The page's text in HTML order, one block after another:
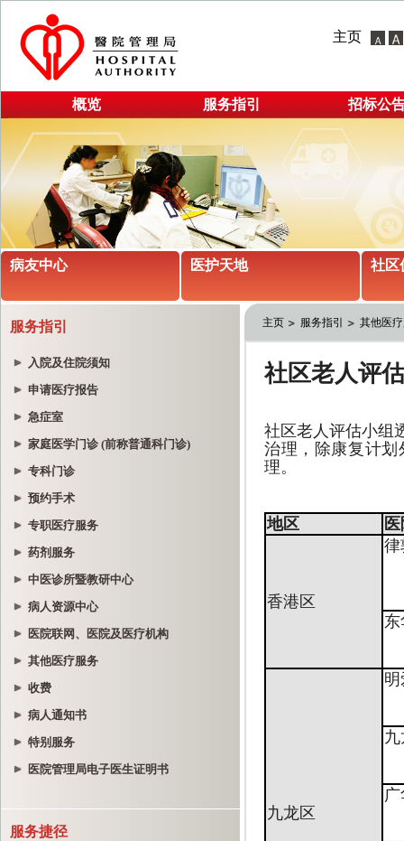
主页
概览 服务指引 招标公
病友中心 医护天地 社区
服务指引
入院及住院须知
申请医疗报告
急症室
家庭医学门诊 (前称普通科门诊)
专科门诊
预约手术
专职医疗服务
药剂服务
中医诊所暨教研中心
病人资源中心
医院联网、医院及医疗机构
其他医疗服务
收费
病人通知书
特别服务
医院管理局电子医生证明书
服务捷径
主页 服务指引 其他医